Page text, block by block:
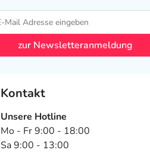
zur Newsletteranmeldung
Kontakt
Unsere Hotline
Mo - Fr 9:00 - 18:00
Sa 9:00 - 13:00